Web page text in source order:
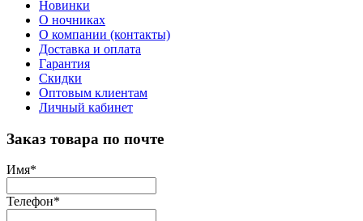
Новинки
О ночниках
О компании (контакты)
Доставка и оплата
Гарантия
Скидки
Оптовым клиентам
Личный кабинет
Заказ товара по почте
Имя*
Телефон*